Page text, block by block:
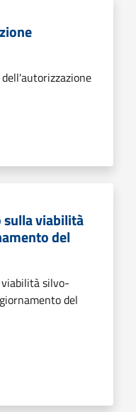
sulla viabilità
del
silvo-
del